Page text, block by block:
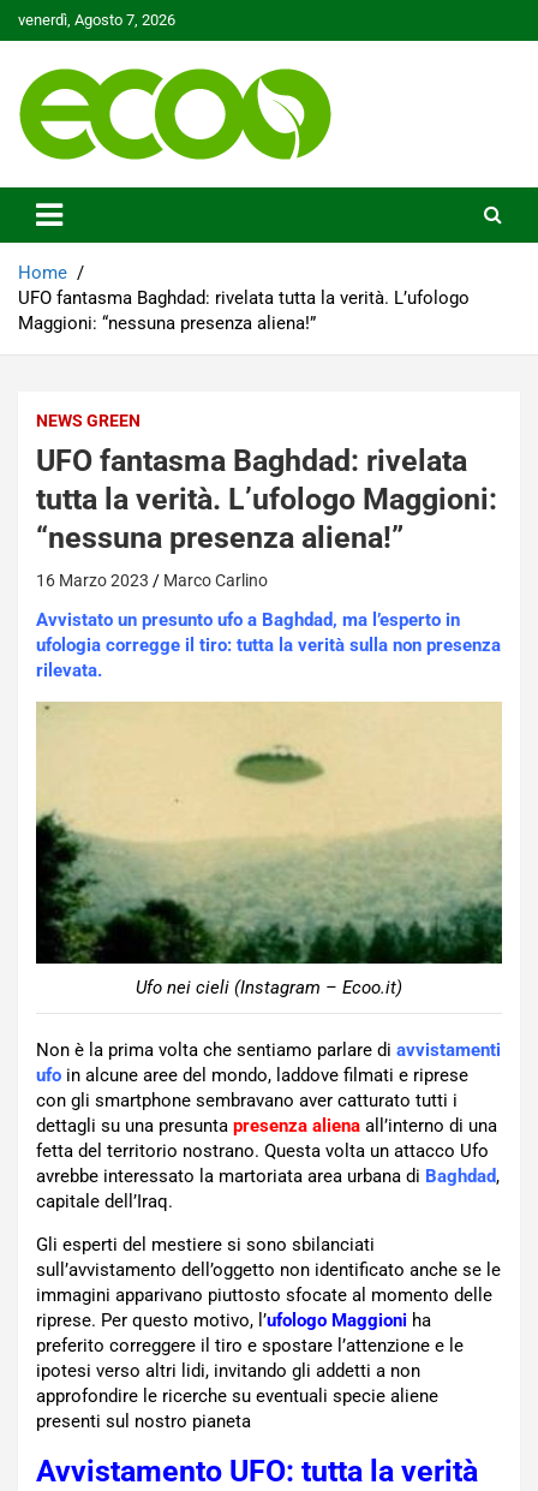
to
venerdì, Agosto 7, 2026
Ecoo.it
Home
UFO fantasma Baghdad: rivelata tutta la verità. L’ufologo
Maggioni: “nessuna presenza aliena!”
NEWS GREEN
UFO fantasma Baghdad: rivelata
tutta la verità. L’ufologo Maggioni:
“nessuna presenza aliena!”
16 Marzo 2023 Marco Carlino
Avvistato un presunto ufo a Baghdad, ma l’esperto in
ufologia corregge il tiro: tutta la verità sulla non presenza
rilevata.
Ufo nei cieli (Instagram – Ecoo.it)
Non è la prima volta che sentiamo parlare di avvistamenti
ufo in alcune aree del mondo, laddove filmati e riprese
con gli smartphone sembravano aver catturato tutti i
dettagli su una presunta presenza aliena all’interno di una
fetta del territorio nostrano. Questa volta un attacco Ufo
avrebbe interessato la martoriata area urbana di Baghdad,
capitale dell’Iraq.
Gli esperti del mestiere si sono sbilanciati
sull’avvistamento dell’oggetto non identificato anche se le
immagini apparivano piuttosto sfocate al momento delle
riprese. Per questo motivo, l’ufologo Maggioni ha
preferito correggere il tiro e spostare l’attenzione e le
ipotesi verso altri lidi, invitando gli addetti a non
approfondire le ricerche su eventuali specie aliene
presenti sul nostro pianeta
Avvistamento UFO: tutta la verità